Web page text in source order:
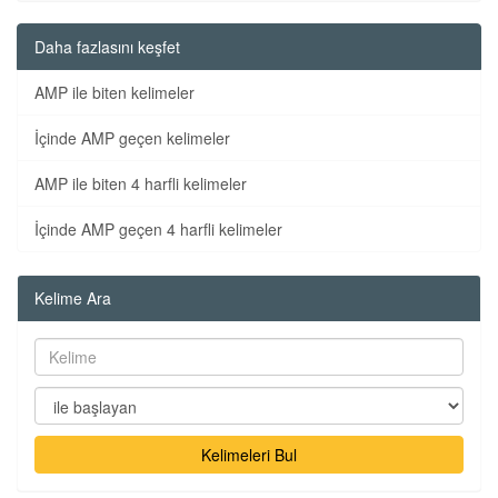
Daha fazlasını keşfet
AMP ile biten kelimeler
İçinde AMP geçen kelimeler
AMP ile biten 4 harfli kelimeler
İçinde AMP geçen 4 harfli kelimeler
Kelime Ara
Kelimeleri Bul